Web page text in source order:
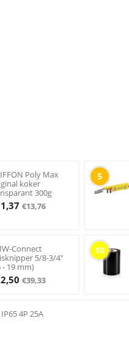
Poly Max
koker
300g
€13,76
5
Connect
5/8-3/4"
- 19 mm)
€39,33
10
4P 25A